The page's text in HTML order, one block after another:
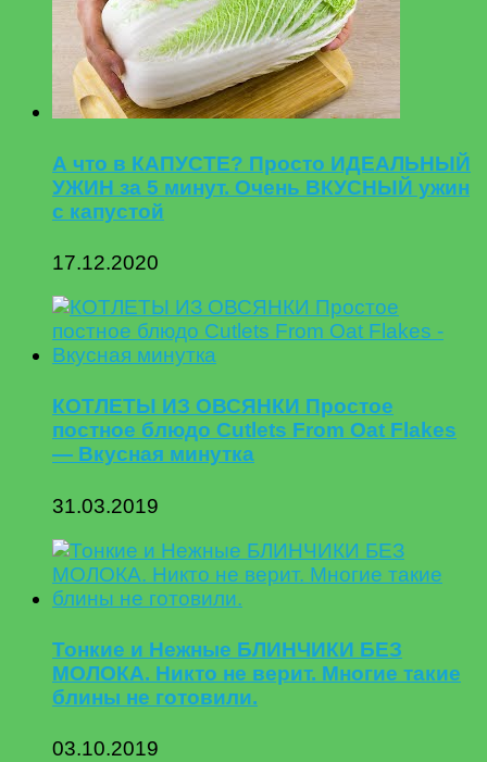
А что в КАПУСТЕ? Просто ИДЕАЛЬНЫЙ
УЖИН за 5 минут. Очень ВКУСНЫЙ ужин
с капустой
17.12.2020
КОТЛЕТЫ ИЗ ОВСЯНКИ Простое
постное блюдо Cutlets From Oat Flakes
— Вкусная минутка
31.03.2019
Тонкие и Нежные БЛИНЧИКИ БЕЗ
МОЛОКА. Никто не верит. Многие такие
блины не готовили.
03.10.2019